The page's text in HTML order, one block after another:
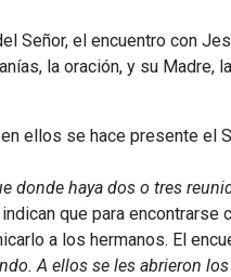
Señor, el encuentro con
la oración, y su Madre,
ellos se hace presente el
donde haya dos o tres
que para encontrarse
a los hermanos. El
A ellos se les abrieron